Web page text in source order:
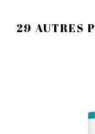
29 AUTRES